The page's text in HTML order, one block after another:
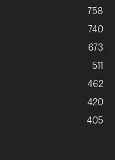
758
740
673
511
462
420
405